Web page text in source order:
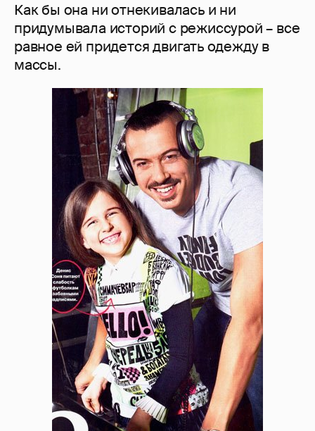
Как бы она ни отнекивалась и ни
придумывала историй с режиссурой – все
равное ей придется двигать одежду в
массы.